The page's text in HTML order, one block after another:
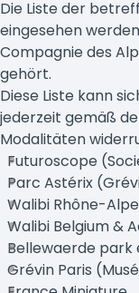
Die Liste der
eingesehen
Compagnie des
gehört.
Diese Liste kann
jederzeit gemäß
Modalitäten
Futuroscope
Parc Astérix
Walibi Rhône-
Walibi Belgium &
Bellewaerde
Grévin Paris